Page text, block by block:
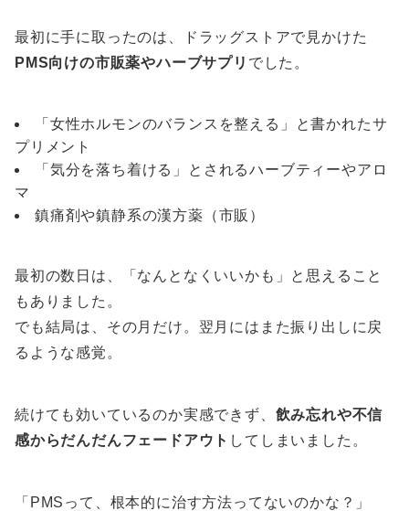
最初に手に取ったのは、ドラッグストアで見かけた
PMS向けの市販薬やハーブサプリ でした。
「女性ホルモンのバランスを整える」と書かれたサ
プリメント
「気分を落ち着ける」とされるハーブティーやアロ
マ
鎮痛剤や鎮静系の漢方薬（市販）
最初の数日は、「なんとなくいいかも」と思えること
もありました。
でも結局は、その月だけ。翌月にはまた振り出しに戻
るような感覚。
続けても効いているのか実感できず、 飲み忘れや不信
感からだんだんフェードアウト してしまいました。
「PMSって、根本的に治す方法ってないのかな？」